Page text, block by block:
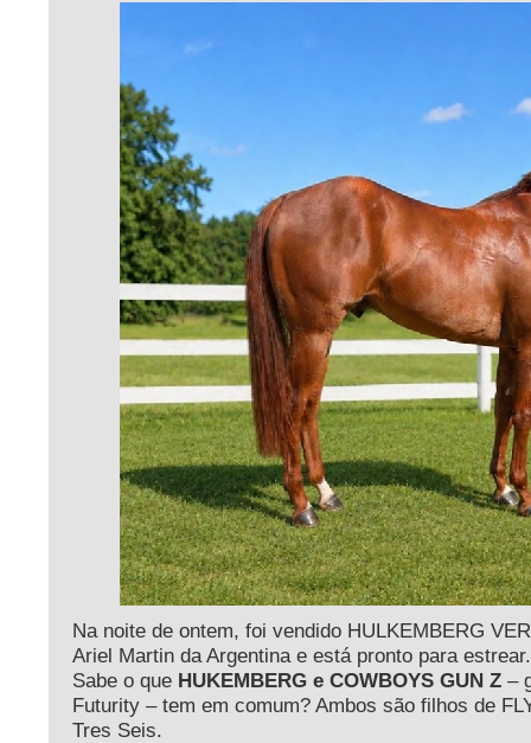
Na noite de ontem, foi vendido HULKEMBERG
Ariel Martin da Argentina e está pronto para estrear.
Sabe o que HUKEMBERG e COWBOYS GUN Z –
Futurity – tem em comum? Ambos são filhos de
Tres Seis.